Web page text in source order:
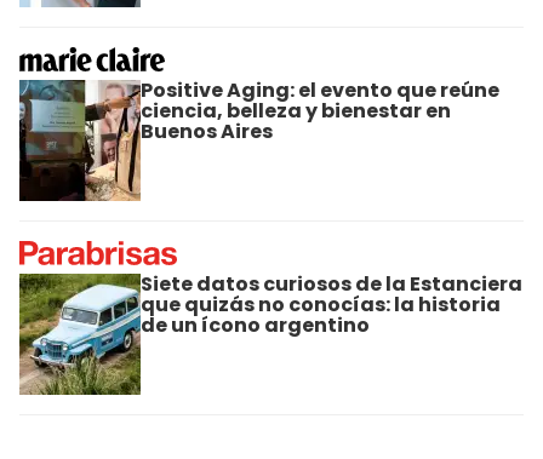
Positive Aging: el evento que reúne
ciencia, belleza y bienestar en
Buenos Aires
Siete datos curiosos de la Estanciera
que quizás no conocías: la historia
de un ícono argentino